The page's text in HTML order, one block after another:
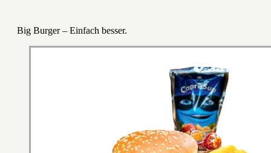
Big Burger – Einfach besser.